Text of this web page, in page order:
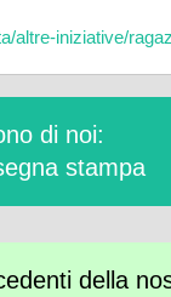
altre-iniziative/
di noi:
stampa
della